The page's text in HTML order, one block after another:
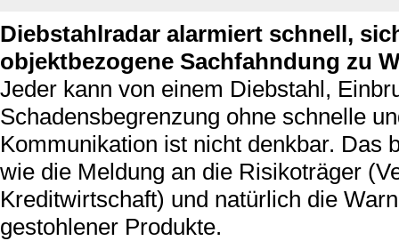
Diebstahlradar alarmiert schnell,
objektbezogene Sachfahndung zu
Jeder kann von einem Diebstahl,
Schadensbegrenzung ohne schnelle
Kommunikation ist nicht denkbar. Das
wie die Meldung an die Risikoträger
Kreditwirtschaft) und natürlich die
gestohlener Produkte.